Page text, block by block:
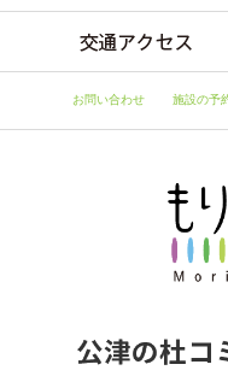
お問い合わせ 施設の予